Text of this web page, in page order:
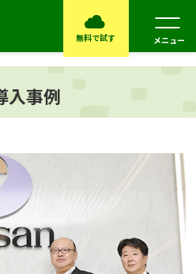
無料で試す メニュー
入事例